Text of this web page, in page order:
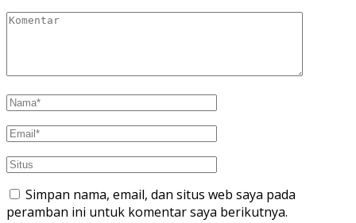
Simpan nama, email, dan situs web saya pada
peramban ini untuk komentar saya berikutnya.